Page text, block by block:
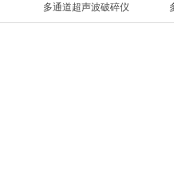
多通道超声波破碎仪